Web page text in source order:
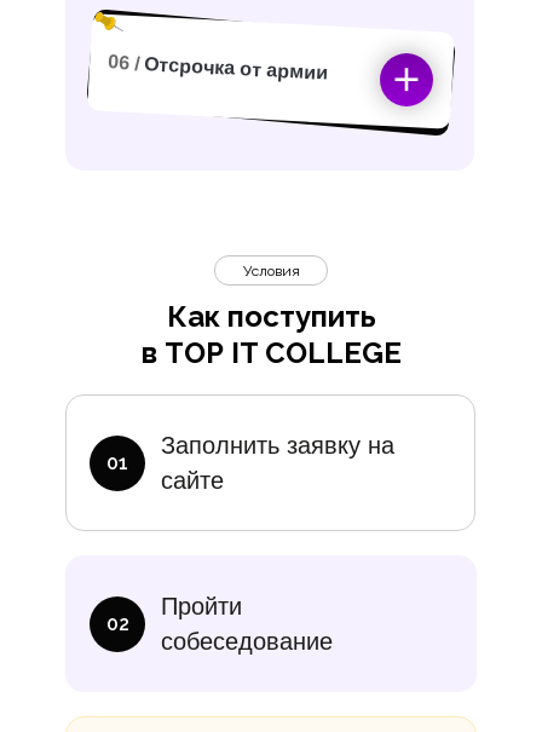
06 / Отсрочка от армии
Пройти
собеседование
Заполнить заявку на
сайте
Как поступить
в TOP IT COLLEGE
Условия
01
02
10 000₽